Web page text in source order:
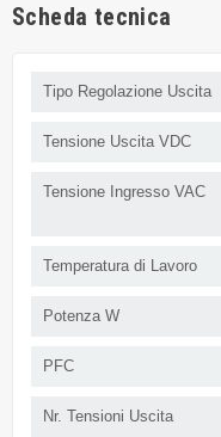
Scheda tecnica
Tipo Regolazione Uscita
Tensione Uscita VDC
Tensione Ingresso VAC
Temperatura di Lavoro
Potenza W
PFC
Nr. Tensioni Uscita